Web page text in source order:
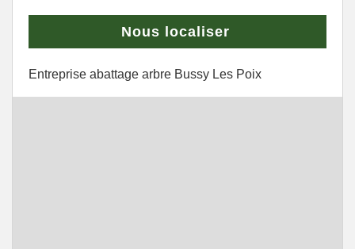
Nous localiser
Entreprise abattage arbre Bussy Les Poix